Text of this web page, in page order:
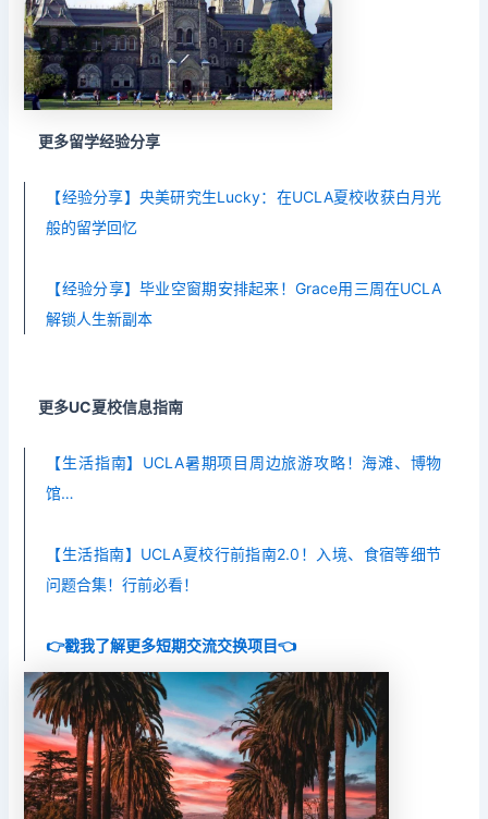
更多留学经验分享
【经验分享】央美研究生Lucky：在UCLA夏校收获白月光
般的留学回忆
【经验分享】毕业空窗期安排起来！Grace用三周在UCLA
解锁人生新副本
更多UC夏校信息指南
【生活指南】UCLA暑期项目周边旅游攻略！海滩、博物
馆…
【生活指南】UCLA夏校行前指南2.0！入境、食宿等细节
问题合集！行前必看！
👉戳我了解更多短期交流交换项目👈